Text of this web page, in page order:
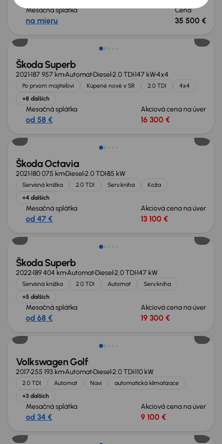
Mesačná splátka
na mieru
Cena
35 500 €
Možnosť odpočtu DPH
Škoda Superb
2021187 957 kmAutomatDiesel2.0 TDI147 kW4x4
Po prvom majiteľovi Kúpené nové v SR 2.0 TDI
4x4
+8 ďalších
Mesačná splátka
od 58 €
Akciová cena na úver
16 300 €
Škoda Octavia
2021180 075 kmDiesel2.0 TDI85 kW
Servisná knižka 2.0 TDI Serv.kniha
Koža
+4 ďalších
Mesačná splátka
od 47 €
Akciová cena na úver
13 100 €
Škoda Superb
2022189 404 kmAutomatDiesel2.0 TDI147 kW
Servisná knižka 2.0 TDI Automat
Serv.kniha
+5 ďalších
Mesačná splátka
od 68 €
Akciová cena na úver
19 300 €
Volkswagen Golf
2017255 193 kmAutomatDiesel2.0 TDI110 kW
2.0 TDI Automat Navi
automatická klimatizace
+3 ďalších
Mesačná splátka
od 34 €
Akciová cena na úver
9 100 €